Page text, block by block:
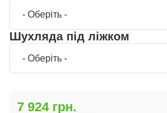
- Оберіть -
Шухляда під ліжком
- Оберіть -
7 924 грн.